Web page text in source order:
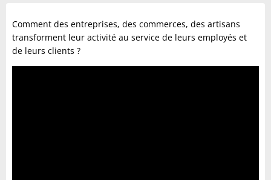
Comment des entreprises, des commerces, des artisans
transforment leur activité au service de leurs employés et
de leurs clients ?